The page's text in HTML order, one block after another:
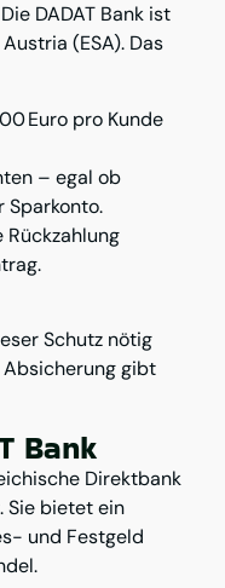
DADAT Bank ist
(ESA). Das
Euro pro Kunde
– egal ob
Sparkonto.
Schutz nötig
gibt
Bank
Direktbank
Sie bietet ein
und Festgeld